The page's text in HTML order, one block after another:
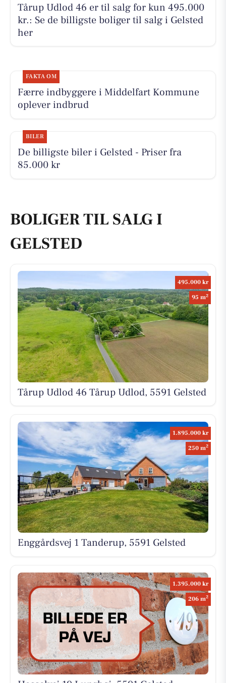
Tårup Udlod 46 er til salg for kun 495.000
kr.: Se de billigste boliger til salg i Gelsted
her
FAKTA OM
Færre indbyggere i Middelfart Kommune
oplever indbrud
BILER
De billigste biler i Gelsted - Priser fra
85.000 kr
BOLIGER TIL SALG I
GELSTED
495.000 kr
95 m2
Tårup Udlod 46 Tårup Udlod, 5591 Gelsted
1.895.000 kr
250 m2
Enggårdsvej 1 Tanderup, 5591 Gelsted
1.395.000 kr
206 m2